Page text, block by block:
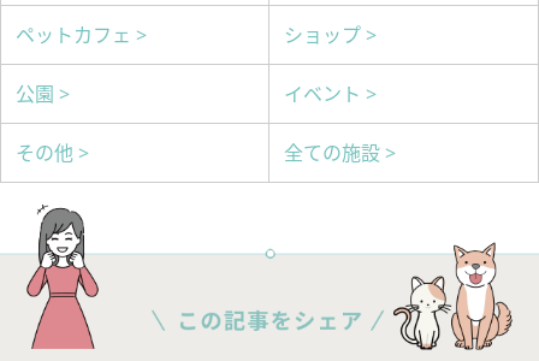
ペットカフェ > ショップ >
公園 > イベント >
その他 > 全ての施設 >